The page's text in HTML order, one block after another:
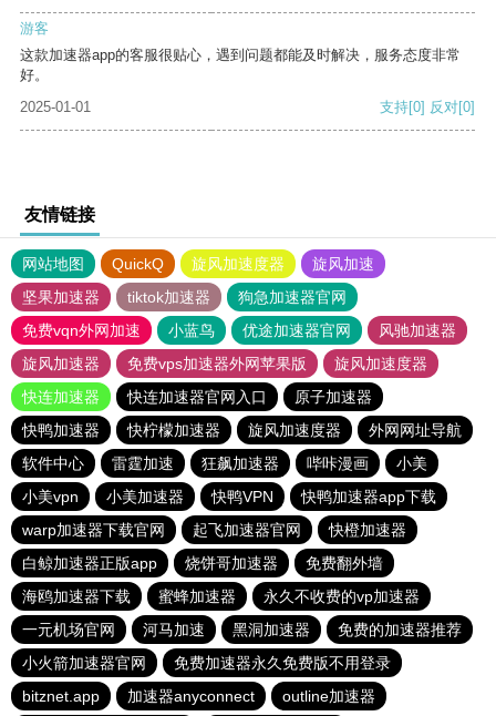
游客
这款加速器app的客服很贴心，遇到问题都能及时解决，服务态度非常
好。
2025-01-01
支持[0] 反对[0]
友情链接
网站地图 QuickQ 旋风加速度器
旋风加速
坚果加速器
tiktok加速器
狗急加速器官网
免费vqn外网加速
小蓝鸟 优途加速器官网
风驰加速器
旋风加速器
免费vps加速器外网苹果版
旋风加速度器
快连加速器
快连加速器官网入口
原子加速器
快鸭加速器
快柠檬加速器 旋风加速度器
外网网址导航
软件中心
雷霆加速 狂飙加速器 哔咔漫画
小美
小美vpn
小美加速器 快鸭VPN
快鸭加速器app下载
warp加速器下载官网
起飞加速器官网
快橙加速器
白鲸加速器正版app
烧饼哥加速器
免费翻外墙
海鸥加速器下载
蜜蜂加速器
永久不收费的vp加速器
一元机场官网
河马加速 黑洞加速器
免费的加速器推荐
小火箭加速器官网
免费加速器永久免费版不用登录
bitznet.app
加速器anyconnect outline加速器